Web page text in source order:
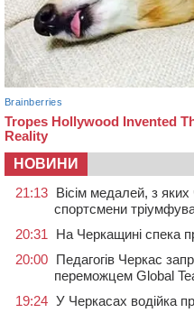
НОВИНИ
21:13 Вісім медалей, з яких
спортсмени
20:31
На Черкащині спека
20:00 Педагогів Черкас
переможцем Global
19:24 У Черкасах водійка